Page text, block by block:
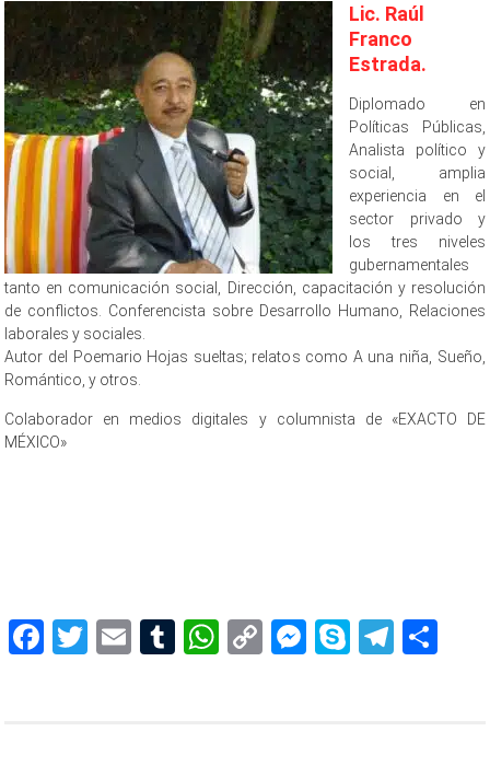
Lic. Raúl
Franco
Estrada.
Diplomado en
Políticas Públicas,
Analista político y
social, amplia
experiencia en el
sector privado y
los tres niveles
gubernamentales
tanto en comunicación social, Dirección, capacitación y resolución
de conflictos. Conferencista sobre Desarrollo Humano, Relaciones
laborales y sociales.
Autor del Poemario Hojas sueltas; relatos como A una niña, Sueño,
Romántico, y otros.
Colaborador en medios digitales y columnista de «EXACTO DE
MÉXICO»
Facebook
Twitter
EmailTumblr
WhatsApp
CopyMessenger
Skype